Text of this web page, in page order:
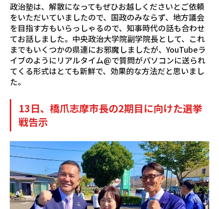
政治塾は、解散になってもぜひお越しくださいとご依頼
をいただいていましたので、国政のみならず、地方議会
を目指す方もいらっしゃるので、知事時代の話も合わせ
てお話しました。中央政治大学院副学院長として、これ
までもいくつかの県連にお邪魔しましたが、YouTubeラ
イブのようにリアルタイム@で質問がパソコンに送られ
てくる形式はとても新鮮で、効果的な方法だと思いまし
た。
13日、橋爪志摩市長の2期目に向けた選挙
戦告示